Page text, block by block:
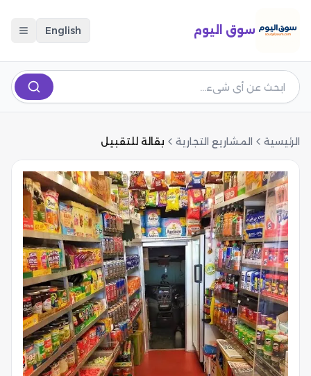
سوق اليوم English
الرئيسية المشاريع التجارية بقالة للتقبيل